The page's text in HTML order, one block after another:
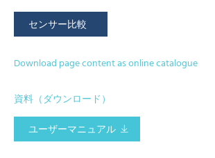
センサー比較
Download page content as online catalogue
資料（ダウンロード）
ユーザーマニュアル